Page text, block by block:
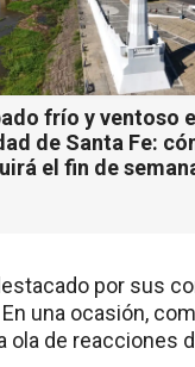
frío y ventoso
de Santa Fe:
el fin de
por sus
una ocasión,
ola de reacciones